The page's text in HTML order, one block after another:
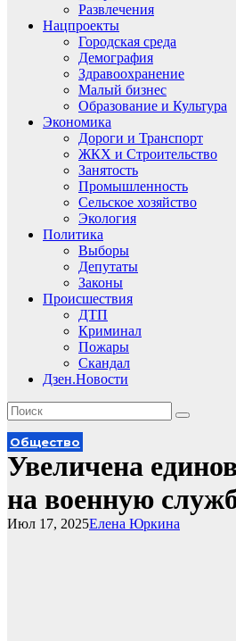
Развлечения
Нацпроекты
Городская среда
Демография
Здравоохранение
Малый бизнес
Образование и Культура
Экономика
Дороги и Транспорт
ЖКХ и Строительство
Занятость
Промышленность
Сельское хозяйство
Экология
Политика
Выборы
Депутаты
Законы
Происшествия
ДТП
Криминал
Пожары
Скандал
Дзен.Новости
Общество
Увеличена
на военную
Елена Юркина
Июл 17, 2025